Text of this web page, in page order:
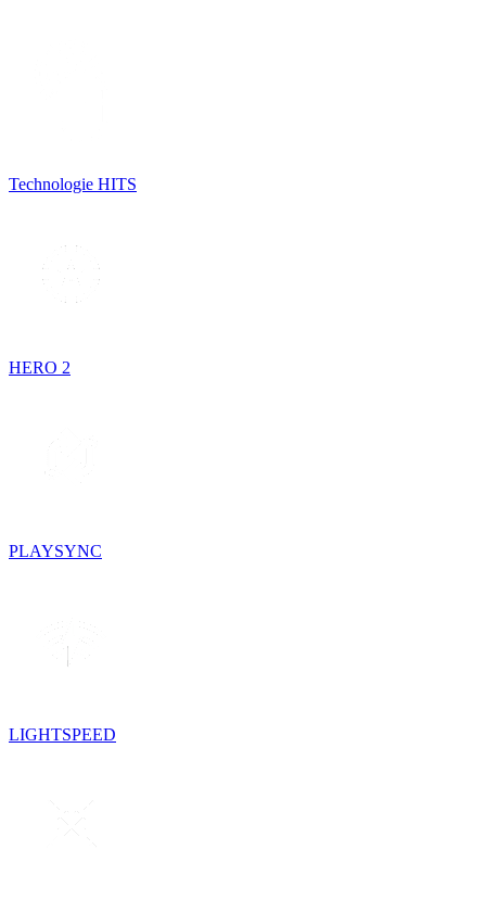
Technologie HITS
HERO 2
PLAYSYNC
LIGHTSPEED